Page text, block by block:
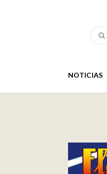
NOTICIAS